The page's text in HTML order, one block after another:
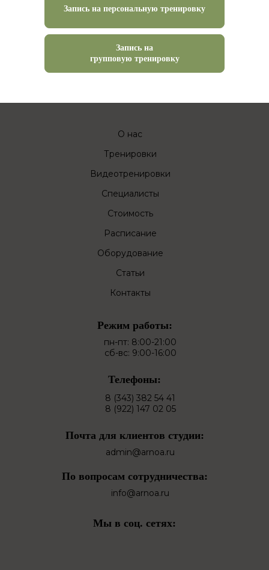
Запись на персональную тренировку
Запись на
групповую тренировку
О нас
Тренировки
Видеотренировки
Специалисты
Стоимость
Расписание
Оборудование
Статьи
Контакты
Режим работы:
пн-пт: 8:00-21:00
сб-вс: 9:00-16:00
Телефоны:
8 (343) 382 54 41
8 (922) 147 02 05
Почта для клиентов студии:
admin@arnoa.ru
По вопросам сотрудничества:
info@arnoa.ru
Мы в соц. сетях: